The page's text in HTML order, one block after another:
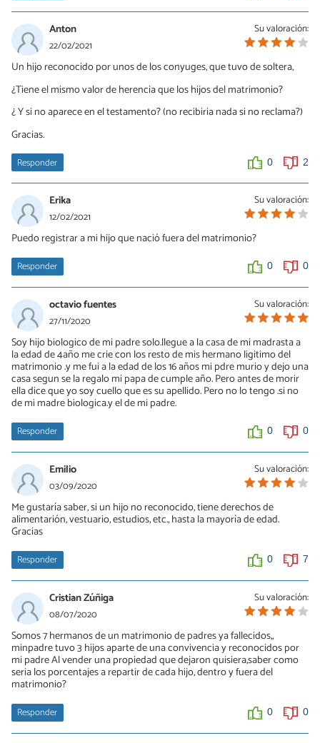
Su valoración:
Anton
22/02/2021
Un hijo reconocido por unos de los conyuges, que tuvo de soltera,
¿Tiene el mismo valor de herencia que los hijos del matrimonio?
¿ Y si no aparece en el testamento? (no recibiria nada si no reclama?)
Gracias.
Responder 0 2
Su valoración:
Erika
12/02/2021
Puedo registrar a mi hijo que nació fuera del matrimonio?
Responder 0 0
Su valoración:
octavio fuentes
27/11/2020
Soy hijo biologico de mi padre solo.llegue a la casa de mi madrasta a
la edad de 4año me crie con los resto de mis hermano ligitimo del
matrimonio .y me fui a la edad de los 16 años mi pdre murio y dejo una
casa segun se la regalo mi papa de cumple año. Pero antes de morir
ella dice que yo soy cuello que es su apellido. Pero no lo tengo .si no
de mi madre biologica.y el de mi padre.
Responder 0 0
Su valoración:
Emilio
03/09/2020
Me gustaría saber, si un hijo no reconocido, tiene derechos de
alimentarión, vestuario, estudios, etc., hasta la mayoría de edad.
Gracias
Responder 0 7
Su valoración:
Cristian Zúñiga
08/07/2020
Somos 7 hermanos de un matrimonio de padres ya fallecidos,,
minpadre tuvo 3 hijos aparte de una convivencia y reconocidos por
mi padre Al vender una propiedad que dejaron quisiera,saber como
seria los porcentajes a repartir de cada hijo, dentro y fuera del
matrimonio?
Responder 0 0